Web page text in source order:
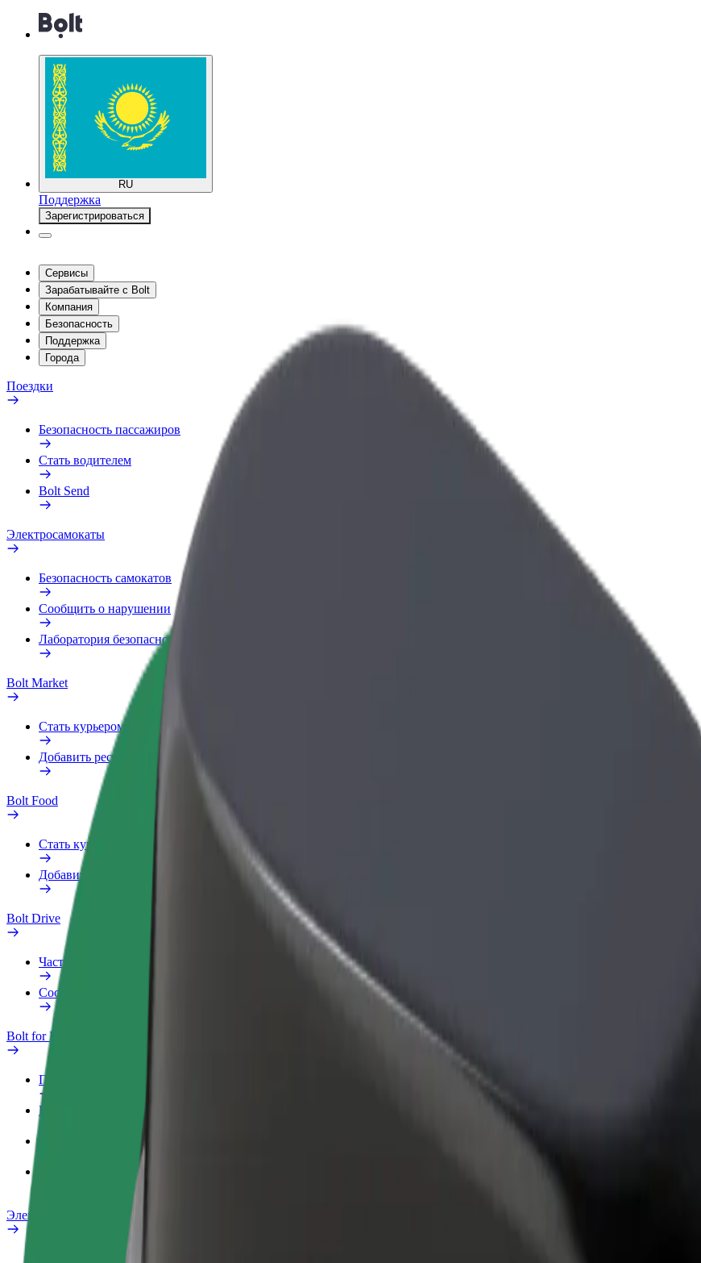
RU
Поддержка
Зарегистрироваться
Сервисы
Зарабатывайте с Bolt
Компания
Безопасность
Поддержка
Города
Поездки
Безопасность пассажиров
Стать водителем
Bolt Send
Электросамокаты
Безопасность самокатов
Сообщить о нарушении
Лаборатория безопасности
Bolt Market
Стать курьером
Добавить ресторан или магазин
Bolt Food
Стать курьером
Добавить ресторан или магазин
Bolt Drive
Частые вопросы
Сообщить о нарушении
Bolt for Business
Преимущества
Рабочий профиль
Bolt Food для бизнеса
Электровелосипеды
Лаборатория безопасности